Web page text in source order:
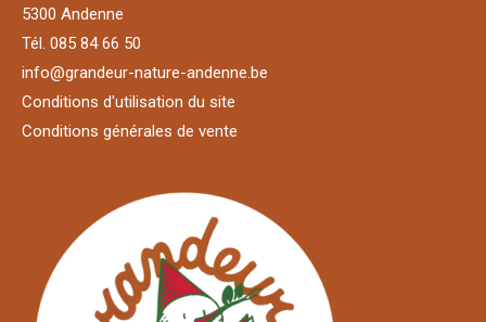
5300 Andenne
Tél. 085 84 66 50
info@grandeur-nature-andenne.be
Conditions d'utilisation du site
Conditions générales de vente